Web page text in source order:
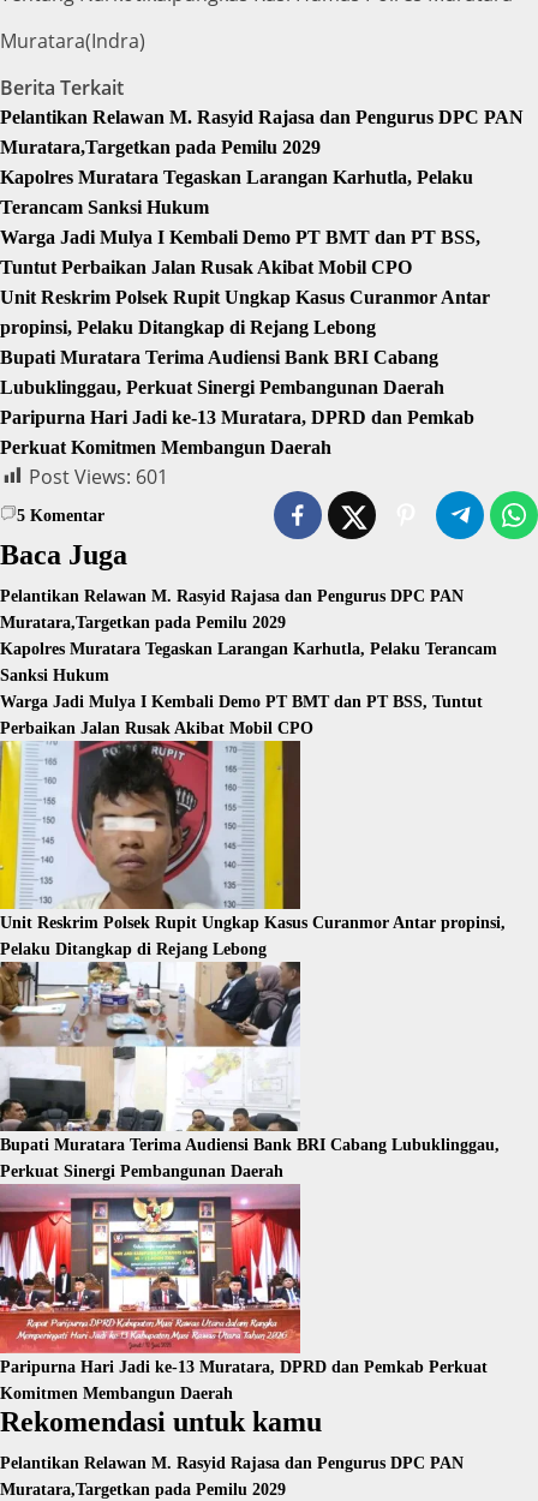
Muratara(Indra)
Berita Terkait
Pelantikan Relawan M. Rasyid Rajasa dan Pengurus DPC PAN
Muratara,Targetkan pada Pemilu 2029
Kapolres Muratara Tegaskan Larangan Karhutla, Pelaku
Terancam Sanksi Hukum
Warga Jadi Mulya I Kembali Demo PT BMT dan PT BSS,
Tuntut Perbaikan Jalan Rusak Akibat Mobil CPO
Unit Reskrim Polsek Rupit Ungkap Kasus Curanmor Antar
propinsi, Pelaku Ditangkap di Rejang Lebong
Bupati Muratara Terima Audiensi Bank BRI Cabang
Lubuklinggau, Perkuat Sinergi Pembangunan Daerah
Paripurna Hari Jadi ke-13 Muratara, DPRD dan Pemkab
Perkuat Komitmen Membangun Daerah
Post Views: 601
5 Komentar
Baca Juga
Pelantikan Relawan M. Rasyid Rajasa dan Pengurus DPC PAN
Muratara,Targetkan pada Pemilu 2029
Kapolres Muratara Tegaskan Larangan Karhutla, Pelaku Terancam
Sanksi Hukum
Warga Jadi Mulya I Kembali Demo PT BMT dan PT BSS, Tuntut
Perbaikan Jalan Rusak Akibat Mobil CPO
Unit Reskrim Polsek Rupit Ungkap Kasus Curanmor Antar propinsi,
Pelaku Ditangkap di Rejang Lebong
Bupati Muratara Terima Audiensi Bank BRI Cabang Lubuklinggau,
Perkuat Sinergi Pembangunan Daerah
Paripurna Hari Jadi ke-13 Muratara, DPRD dan Pemkab Perkuat
Komitmen Membangun Daerah
Rekomendasi untuk kamu
Pelantikan Relawan M. Rasyid Rajasa dan Pengurus DPC PAN
Muratara,Targetkan pada Pemilu 2029